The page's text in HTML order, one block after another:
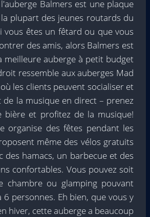
Balmers est une plaque
plupart des jeunes routards du
vous êtes un fêtard ou que vous
des amis, alors Balmers est
meilleure auberge à petit budget
ressemble aux auberges Mad
les clients peuvent socialiser et
de la musique en direct – prenez
bière et profitez de la musique!
organise des fêtes pendant les
même des vélos gratuits
des hamacs, un barbecue et des
confortables. Vous pouvez soit
chambre ou glamping pouvant
personnes. Eh bien, que vous y
hiver, cette auberge a beaucoup